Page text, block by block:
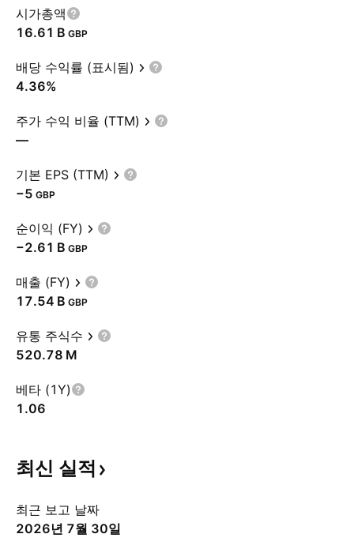
시가총액
‪16.61 B‬ GBP
배당 수익률 (표시됨)
4.36%
주가 수익 비율 (TTM)
—
기본 EPS (TTM)
−5 GBP
순이익 (FY)
‪−2.61 B‬ GBP
매출 (FY)
‪17.54 B‬ GBP
유통 주식수
‪520.78 M‬
베타 (1Y)
1.06
최신 실적
최근 보고 날짜
2026년 7월 30일